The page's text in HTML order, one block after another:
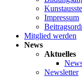
Impressum
Mitglied werden
News
Aktuelles
Newsletter